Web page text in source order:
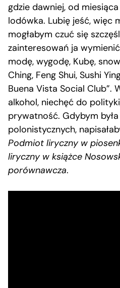
gdzie dawniej, od
lodówka. Lubię jeść, więc
mogłabym czuć się
zainteresowań ja
modę, wygodę, Kubę,
Ching, Feng Shui, Sushi
Buena Vista Social Club”.
alkohol, niechęć do
prywatność. Gdybym
polonistycznych,
Podmiot liryczny w
liryczny w książce
porównawcza.